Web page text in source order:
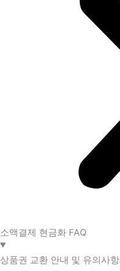
소액결제 현금화 FAQ​
상품권 교환 안내 및 유의사항